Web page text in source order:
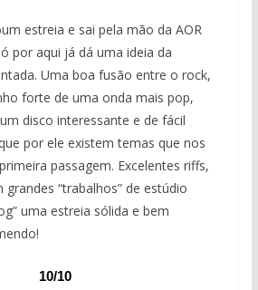
estreia e sai pela mão da AOR
por aqui já dá uma ideia da
Uma boa fusão entre o rock,
forte de uma onda mais pop,
disco interessante e de fácil
por ele existem temas que nos
passagem. Excelentes riffs,
“trabalhos” de estúdio
uma estreia sólida e bem
10/10